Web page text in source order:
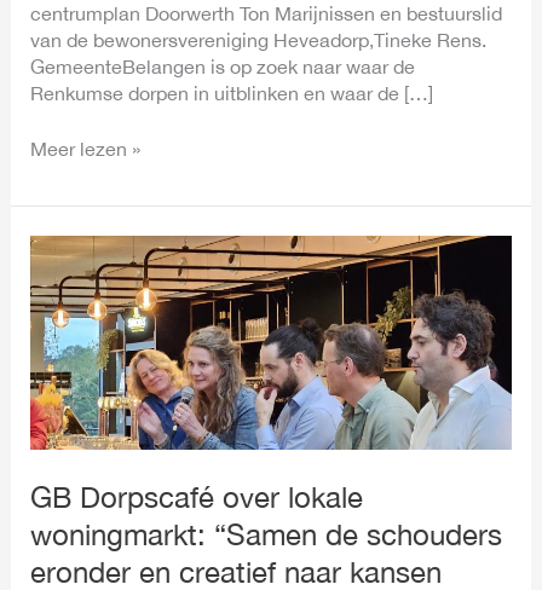
centrumplan Doorwerth Ton Marijnissen en bestuurslid
van de bewonersvereniging Heveadorp,Tineke Rens.
GemeenteBelangen is op zoek naar waar de
Renkumse dorpen in uitblinken en waar de […]
Meer lezen »
GB Dorpscafé over lokale
woningmarkt: “Samen de schouders
eronder en creatief naar kansen
GB
Dorpscafé
over
lokale
woningmarkt:
“Samen
de
schouders
en
creatief
naar
kansen